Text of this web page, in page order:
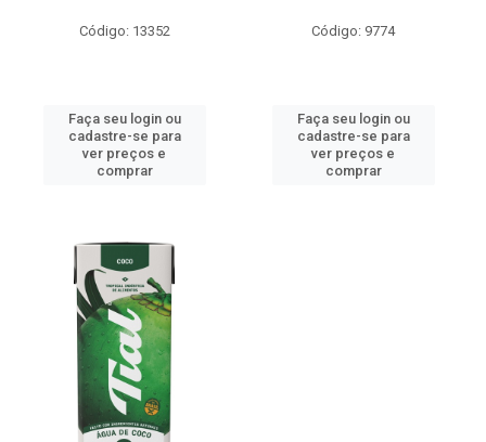
Código: 13352
Faça seu login ou
cadastre-se para
ver preços e
comprar
Código: 9774
Faça seu login ou
cadastre-se para
ver preços e
comprar